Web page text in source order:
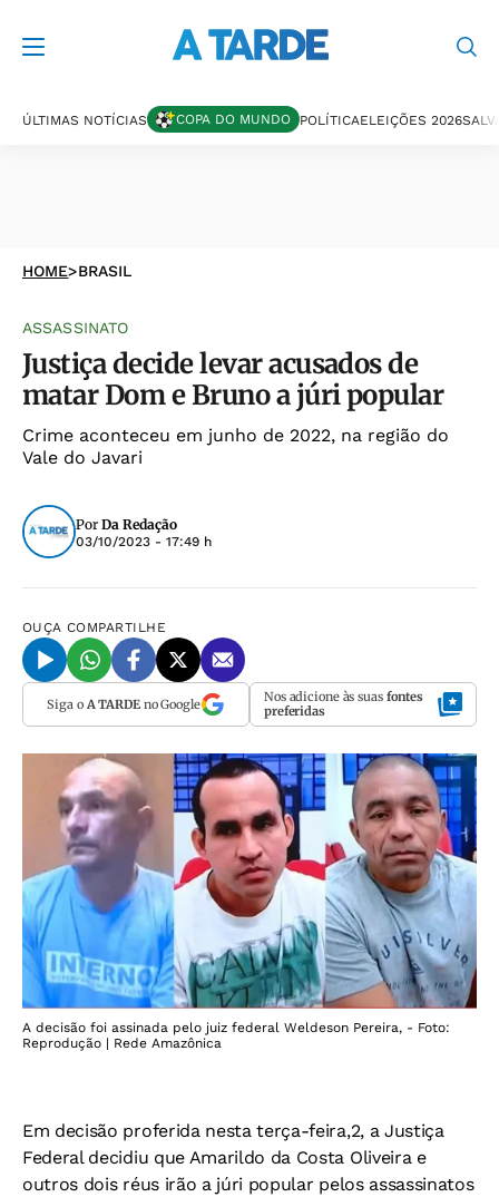
ÚLTIMAS NOTÍCIAS COPA DO MUNDO POLÍTICAELEIÇÕES 2026
HOME>BRASIL
ASSASSINATO
Justiça decide levar acusados de
matar Dom e Bruno a júri popular
Crime aconteceu em junho de 2022, na região do
Vale do Javari
Por Da Redação
03/10/2023 - 17:49 h
OUÇA COMPARTILHE
Siga o A TARDEno Google Nos adicione às suas fontes
preferidas
A decisão foi assinada pelo juiz federal Weldeson Pereira, - Foto:
Reprodução | Rede Amazônica
Em decisão proferida nesta terça-feira,2, a Justiça
Federal decidiu que Amarildo da Costa Oliveira e
outros dois réus irão a júri popular pelos assassinatos